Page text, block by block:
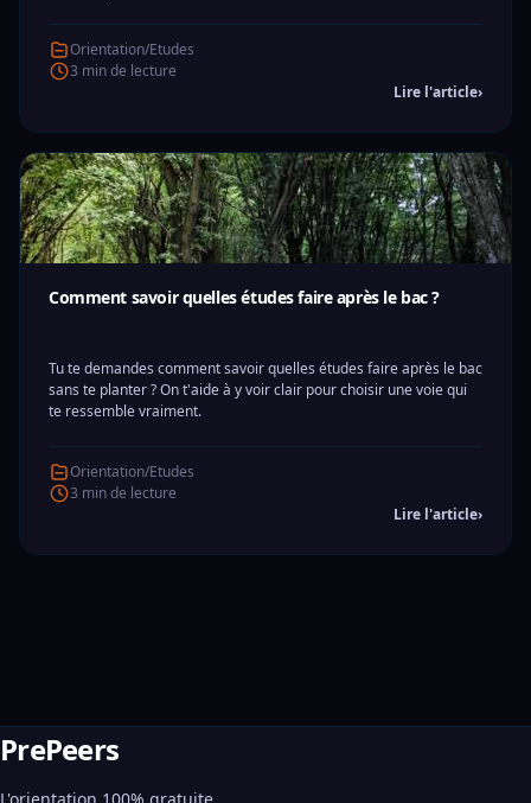
Orientation/Etudes
3 min de lecture
Lire l'article›
Comment savoir quelles études faire après le bac ?
Tu te demandes comment savoir quelles études faire après le bac
sans te planter ? On t'aide à y voir clair pour choisir une voie qui
te ressemble vraiment.
Orientation/Etudes
3 min de lecture
Lire l'article›
PrePeers